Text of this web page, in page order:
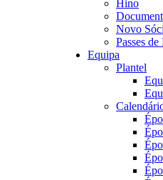
Hino
Novo
Passes de
Equipa
Plantel